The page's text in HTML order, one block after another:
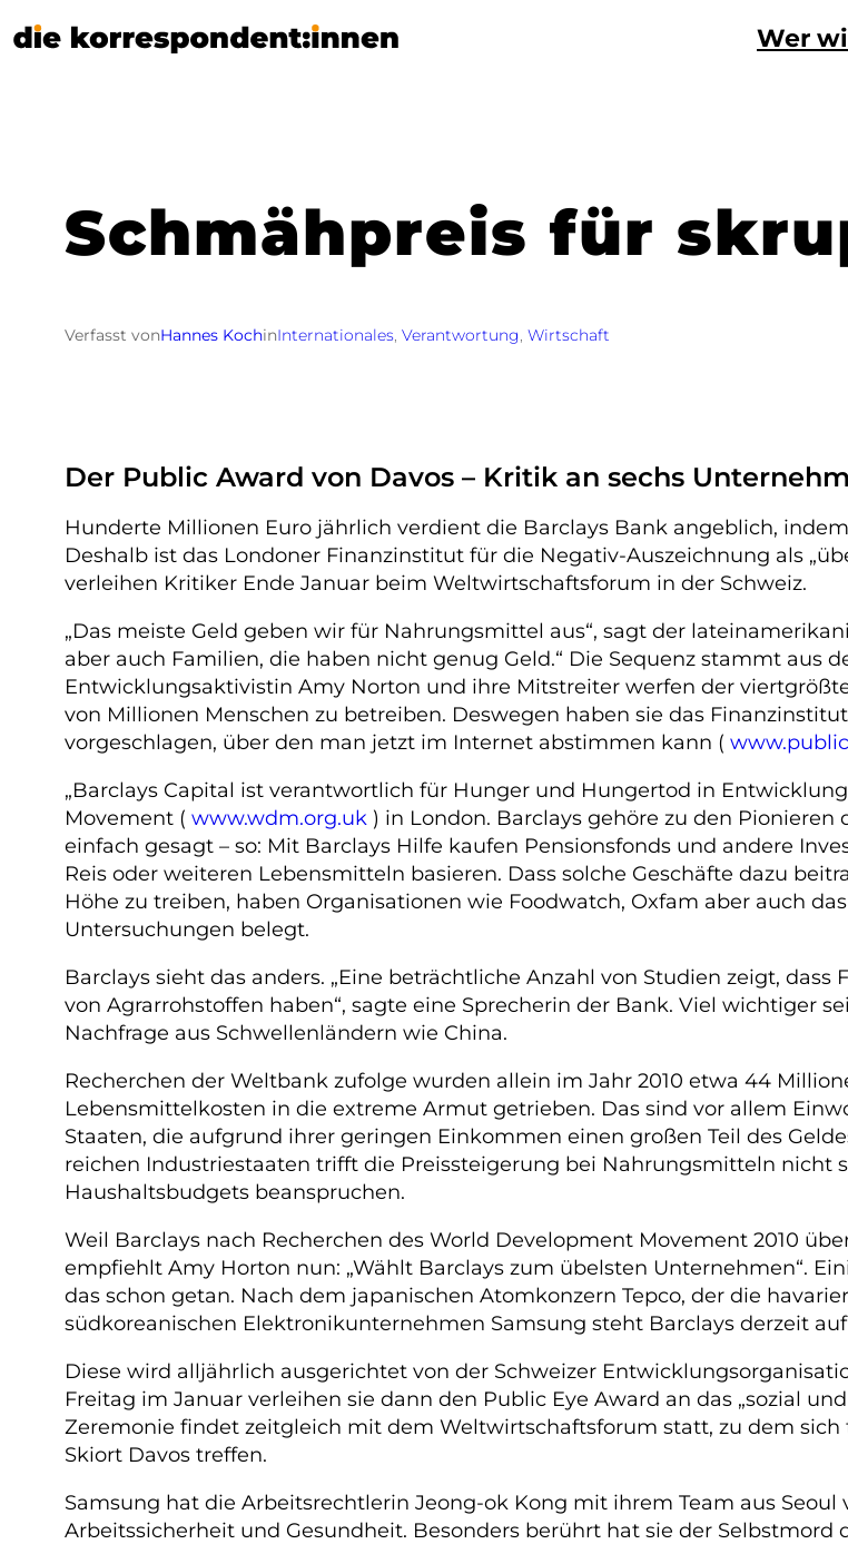
Wer
Schmähpreis für
Verfasst vonHannes KochinInternationales, Verantwortung, Wirtschaft
Der Public Award von Davos – Kritik an sechs
Hunderte Millionen Euro jährlich verdient die Barclays Bank angeblich,
Deshalb ist das Londoner Finanzinstitut für die Negativ-Auszeichnung als
verleihen Kritiker Ende Januar beim Weltwirtschaftsforum in der Schweiz.
„Das meiste Geld geben wir für Nahrungsmittel aus“, sagt der
aber auch Familien, die haben nicht genug Geld.“ Die Sequenz stammt aus
Entwicklungsaktivistin Amy Norton und ihre Mitstreiter werfen der
von Millionen Menschen zu betreiben. Deswegen haben sie das
vorgeschlagen, über den man jetzt im Internet abstimmen kann (
„Barclays Capital ist verantwortlich für Hunger und Hungertod in
Movement ( www.wdm.org.uk ) in London. Barclays gehöre zu den
einfach gesagt – so: Mit Barclays Hilfe kaufen Pensionsfonds und andere
Reis oder weiteren Lebensmitteln basieren. Dass solche Geschäfte dazu
Höhe zu treiben, haben Organisationen wie Foodwatch, Oxfam aber auch
Untersuchungen belegt.
Barclays sieht das anders. „Eine beträchtliche Anzahl von Studien zeigt,
von Agrarrohstoffen haben“, sagte eine Sprecherin der Bank. Viel wichtiger
Nachfrage aus Schwellenländern wie China.
Recherchen der Weltbank zufolge wurden allein im Jahr 2010 etwa 44
Lebensmittelkosten in die extreme Armut getrieben. Das sind vor allem
Staaten, die aufgrund ihrer geringen Einkommen einen großen Teil des
reichen Industriestaaten trifft die Preissteigerung bei Nahrungsmitteln nicht
Haushaltsbudgets beanspruchen.
Weil Barclays nach Recherchen des World Development Movement 2010
empfiehlt Amy Horton nun: „Wählt Barclays zum übelsten Unternehmen“.
das schon getan. Nach dem japanischen Atomkonzern Tepco, der die
südkoreanischen Elektronikunternehmen Samsung steht Barclays derzeit
Diese wird alljährlich ausgerichtet von der Schweizer
Freitag im Januar verleihen sie dann den Public Eye Award an das „sozial
Zeremonie findet zeitgleich mit dem Weltwirtschaftsforum statt, zu dem
Skiort Davos treffen.
Samsung hat die Arbeitsrechtlerin Jeong-ok Kong mit ihrem Team aus
Arbeitssicherheit und Gesundheit. Besonders berührt hat sie der Selbstmord